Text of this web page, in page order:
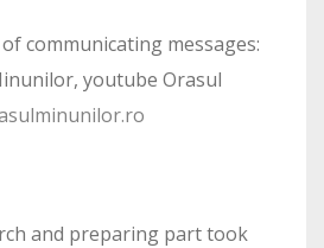
communicating messages:
youtube Orasul
and preparing part took